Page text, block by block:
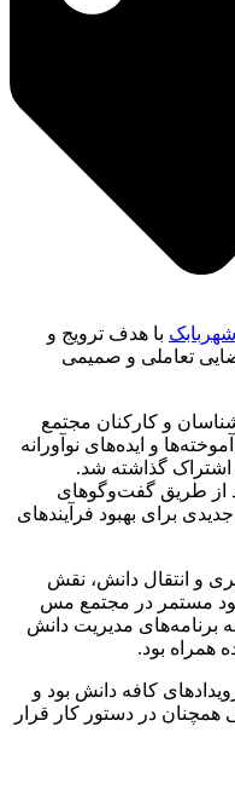
با هدف ترویج و
تعاملی و صمیمی
و کارکنان مجتمع
و ایده‌های نوآورانه
گذاشته شد.
از طریق گفت‌وگوهای
برای بهبود فرآیندهای
و انتقال دانش، نقش
مستمر در مجتمع مس
برنامه‌های مدیریت دانش
همراه بود.
کافه دانش بود و
همچنان در دستور کار قرار